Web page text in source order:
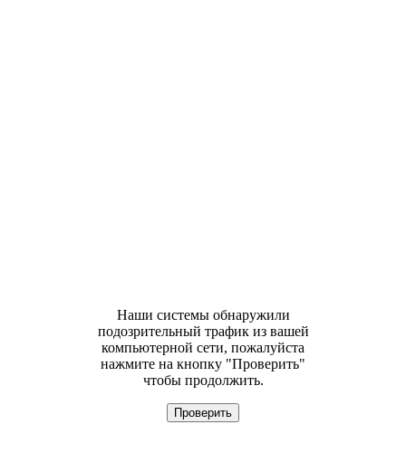
Наши системы обнаружили
подозрительный трафик из вашей
компьютерной сети, пожалуйста
нажмите на кнопку "Проверить"
чтобы продолжить.